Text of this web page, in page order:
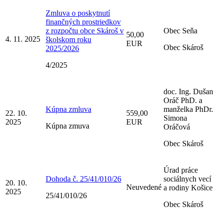
4. 11. 2025
Zmluva o poskytnutí
finančných prostriedkov
z rozpočtu obce Skároš v
školskom roku
2025/2026
4/2025
50,00
EUR
Obec Seňa
Obec Skároš
22. 10.
2025
Kúpna zmluva
Kúpna zmuva
559,00
EUR
doc. Ing. Dušan
Oráč PhD. a
manželka PhDr.
Simona
Oráčová
Obec Skároš
20. 10.
2025
Dohoda č. 25/41/010/26
25/41/010/26
Neuvedené
Úrad práce
sociálnych vecí
a rodiny Košice
Obec Skároš